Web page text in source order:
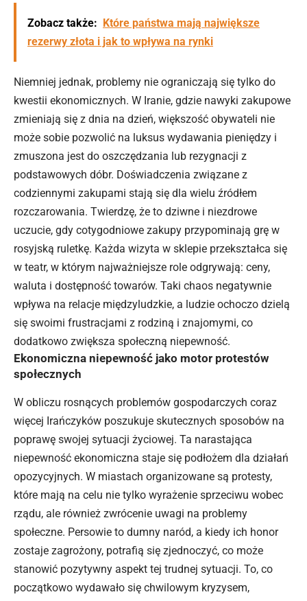
Zobacz także:
Które państwa mają największe
rezerwy złota i jak to wpływa na rynki
Niemniej jednak, problemy nie ograniczają się tylko do
kwestii ekonomicznych. W Iranie, gdzie nawyki zakupowe
zmieniają się z dnia na dzień, większość obywateli nie
może sobie pozwolić na luksus wydawania pieniędzy i
zmuszona jest do oszczędzania lub rezygnacji z
podstawowych dóbr. Doświadczenia związane z
codziennymi zakupami stają się dla wielu źródłem
rozczarowania. Twierdzę, że to dziwne i niezdrowe
uczucie, gdy cotygodniowe zakupy przypominają grę w
rosyjską ruletkę. Każda wizyta w sklepie przekształca się
w teatr, w którym najważniejsze role odgrywają: ceny,
waluta i dostępność towarów. Taki chaos negatywnie
wpływa na relacje międzyludzkie, a ludzie ochoczo dzielą
się swoimi frustracjami z rodziną i znajomymi, co
dodatkowo zwiększa społeczną niepewność.
Ekonomiczna niepewność jako motor protestów
społecznych
W obliczu rosnących problemów gospodarczych coraz
więcej Irańczyków poszukuje skutecznych sposobów na
poprawę swojej sytuacji życiowej. Ta narastająca
niepewność ekonomiczna staje się podłożem dla działań
opozycyjnych. W miastach organizowane są protesty,
które mają na celu nie tylko wyrażenie sprzeciwu wobec
rządu, ale również zwrócenie uwagi na problemy
społeczne. Persowie to dumny naród, a kiedy ich honor
zostaje zagrożony, potrafią się zjednoczyć, co może
stanowić pozytywny aspekt tej trudnej sytuacji. To, co
początkowo wydawało się chwilowym kryzysem,